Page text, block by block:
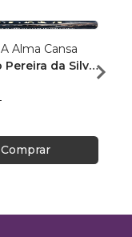
Alma Cansa
Pereira da Silva
Comprar